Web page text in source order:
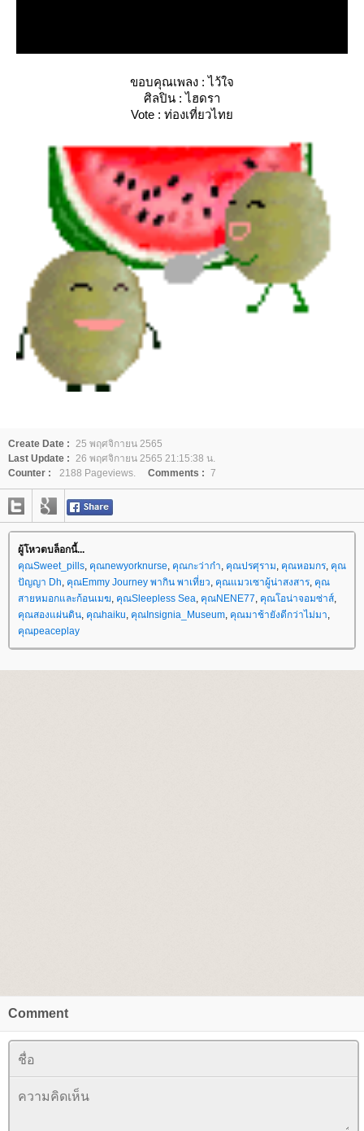
ขอบคุณเพลง : ไว้ใจ
ศิลปิน : ไฮดรา
Vote : ท่องเที่ยวไท
Create Date : 25 พฤศจิกายน 2565
Last Update : 26 พฤศจิกายน 2565 21:15:38 น.
Counter :
2188 Pageviews. Comments : 7
ผู้โหวตบล็อกนี้...
คุณSweet_pills, คุณnewyorknurse, คุณกะว่าก๋า, คุณปรศุราม, คุณหอมกร, คุณ
ปัญญา Dh, คุณEmmy Journey พากิน พาเที่ยว, คุณแมวเซาผู้น่าสงสาร, คุณ
สายหมอกและก้อนเมฆ, คุณSleepless Sea, คุณNENE77, คุณโอน่าจอมซ่าส์,
คุณสองแผ่นดิน, คุณhaiku, คุณInsignia_Museum, คุณมาช้ายังดีกว่าไม่มา,
คุณpeaceplay
Comment